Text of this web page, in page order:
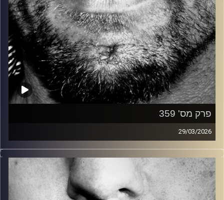
פרק מס' 359
29/03/2026
זיפים, מוזיקה מחוספסת של הופעות חיות. הרבה ג'אם, רוק,
בלוז, bluegrass, ג'אז, Fאנק, פרוגרסיב ואפילו אלקטרוניקה.
כל מה שחי, אמיתי ונושם.
עם שמוליק רגב.